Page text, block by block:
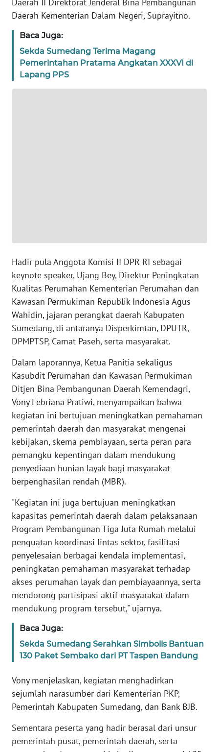
Daerah II Direktorat Jenderal Bina Pembangunan
Daerah Kementerian Dalam Negeri, Suprayitno.
Baca Juga:
Sekda Sumedang Terima Magang
Pemerintahan Pratama Angkatan XXXVI di
Lapang PPS
Hadir pula Anggota Komisi II DPR RI sebagai
keynote speaker, Ujang Bey, Direktur Peningkatan
Kualitas Perumahan Kementerian Perumahan dan
Kawasan Permukiman Republik Indonesia Agus
Wahidin, jajaran perangkat daerah Kabupaten
Sumedang, di antaranya Disperkimtan, DPUTR,
DPMPTSP, Camat Paseh, serta masyarakat.
Dalam laporannya, Ketua Panitia sekaligus
Kasubdit Perumahan dan Kawasan Permukiman
Ditjen Bina Pembangunan Daerah Kemendagri,
Vony Febriana Pratiwi, menyampaikan bahwa
kegiatan ini bertujuan meningkatkan pemahaman
pemerintah daerah dan masyarakat mengenai
kebijakan, skema pembiayaan, serta peran para
pemangku kepentingan dalam mendukung
penyediaan hunian layak bagi masyarakat
berpenghasilan rendah (MBR).
"Kegiatan ini juga bertujuan meningkatkan
kapasitas pemerintah daerah dalam pelaksanaan
Program Pembangunan Tiga Juta Rumah melalui
penguatan koordinasi lintas sektor, fasilitasi
penyelesaian berbagai kendala implementasi,
peningkatan pemahaman masyarakat terhadap
akses perumahan layak dan pembiayaannya, serta
mendorong partisipasi aktif masyarakat dalam
mendukung program tersebut," ujarnya.
Baca Juga:
Sekda Sumedang Serahkan Simbolis Bantuan
130 Paket Sembako dari PT Taspen Bandung
Vony menjelaskan, kegiatan menghadirkan
sejumlah narasumber dari Kementerian PKP,
Pemerintah Kabupaten Sumedang, dan Bank BJB.
Sementara peserta yang hadir berasal dari unsur
pemerintah pusat, pemerintah daerah, serta
WN
JABAR
WN
BANTEN
RIAU
WN
SERAMBI
WN
JAMBI
SULTRA
WN
NTB
WN
SULTENG
WN
SULBAR
WN
BABEL
SUMBAR
WN
SUMSEL
WN
WN
LAMPUNG
WN
JATENG
NUSANTARA